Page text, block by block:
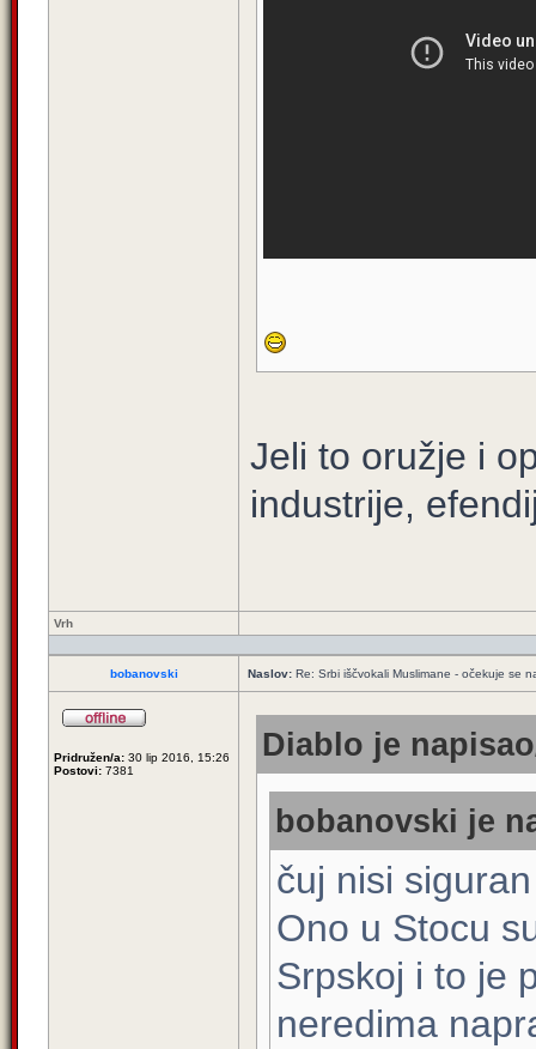
Jeli to oružje i
industrije,
Vrh
bobanovski Naslov: Re: Srbi iščvokali Muslimane - očekuje se
Pridružen/a: 30 lip 2016, 15:26
Postovi: 7381
Diablo je
bobanovski je
čuj nisi
Ono u Stocu
Srpskoj i to je
neredima